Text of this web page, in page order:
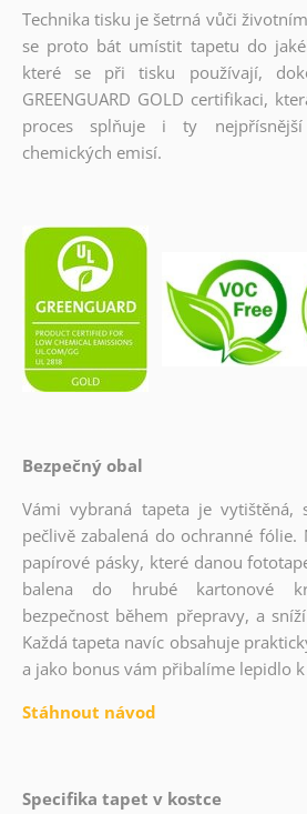
Technika tisku je šetrná vůči
se proto bát umístit tapetu do
které se při tisku používají,
GREENGUARD GOLD certifikaci,
proces splňuje i ty
chemických emisí.
Bezpečný obal
Vámi vybraná tapeta je vytištěná,
pečlivě zabalená do ochranné
papírové pásky, které danou
balena do hrubé kartonové
bezpečnost během přepravy, a
Každá tapeta navíc obsahuje
a jako bonus vám přibalíme lepidlo
Stáhnout návod
Specifika tapet v kostce